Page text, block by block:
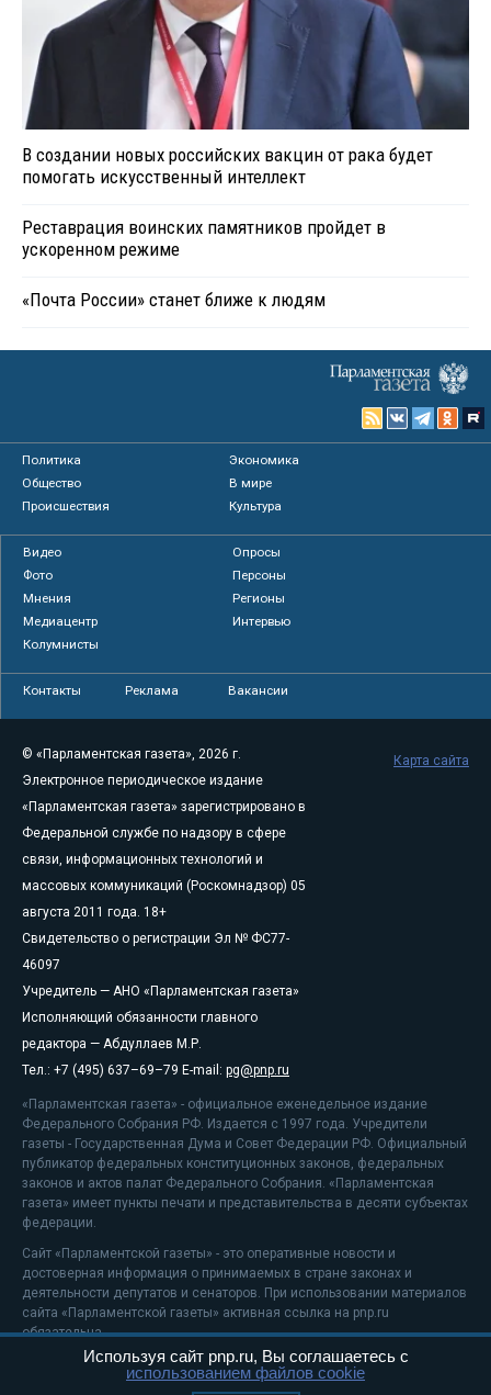
В создании новых российских вакцин от рака будет
помогать искусственный интеллект
Реставрация воинских памятников пройдет в
ускоренном режиме
«Почта России» станет ближе к людям
Политика
Экономика
Общество
В мире
Происшествия
Культура
Видео
Опросы
Фото
Персоны
Мнения
Регионы
Медиацентр
Интервью
Колумнисты
Контакты Реклама Вакансии
© «Парламентская газета», 2026 г.
Электронное периодическое издание
«Парламентская газета» зарегистрировано в
Федеральной службе по надзору в сфере
связи, информационных технологий и
массовых коммуникаций (Роскомнадзор) 05
августа 2011 года. 18+
Свидетельство о регистрации Эл № ФС77-
46097
Учредитель — АНО «Парламентская газета»
Исполняющий обязанности главного
редактора — Абдуллаев М.Р.
Тел.: +7 (495) 637–69–79 E-mail: pg@pnp.ru
«Парламентская газета» - официальное еженедельное издание
Федерального Собрания РФ. Издается с 1997 года. Учредители
газеты - Государственная Дума и Совет Федерации РФ. Официальный
публикатор федеральных конституционных законов, федеральных
законов и актов палат Федерального Собрания. «Парламентская
газета» имеет пункты печати и представительства в десяти субъектах
федерации.
Сайт «Парламентской газеты» - это оперативные новости и
достоверная информация о принимаемых в стране законах и
деятельности депутатов и сенаторов. При использовании материалов
сайта «Парламентской газеты» активная ссылка на pnp.ru
обязательна.
На информационном ресурсе применяютсярекомендательные
Карта сайта
Используя сайт pnp.ru, Вы соглашаетесь с
использованием файлов cookie